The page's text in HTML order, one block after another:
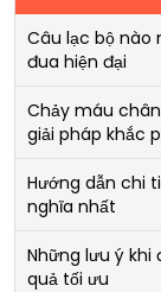
Câu lạc bộ nào
đua hiện đại
Chảy máu
giải pháp khắc
Hướng dẫn chi
nghĩa nhất
Những lưu ý
quả tối ưu